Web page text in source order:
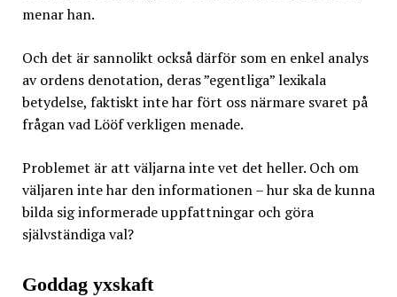
menar han.
Och det är sannolikt också därför som en enkel analys
av ordens denotation, deras ”egentliga” lexikala
betydelse, faktiskt inte har fört oss närmare svaret på
frågan vad Lööf verkligen menade.
Problemet är att väljarna inte vet det heller. Och om
väljaren inte har den informationen – hur ska de kunna
bilda sig informerade uppfattningar och göra
självständiga val?
Goddag yxskaft